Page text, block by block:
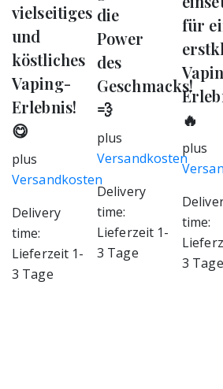
vielseitiges
und
köstliches
Vaping-
Erlebnis!
😋
plus
Versandkosten
Delivery
time:
Lieferzeit 1-
3 Tage
die
Power
des
Geschmacks!
💨
plus
Versandkosten
Delivery
time:
Lieferzeit 1-
3 Tage
für
🔥
plus
time:
3 Tage